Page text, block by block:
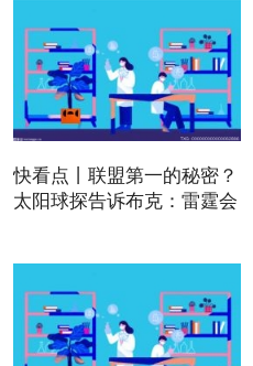
快看点丨联盟第一的秘密？
太阳球探告诉布克：雷霆会